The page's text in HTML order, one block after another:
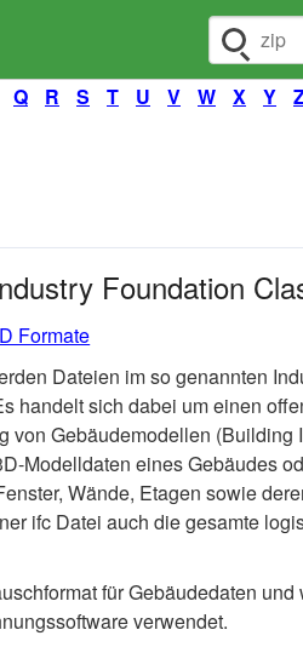
Q R S T U V W X Y
Foundation
Formate
Dateien im so genannten
handelt sich dabei um einen
von Gebäudemodellen (Building
Modelldaten eines Gebäudes
Wände, Etagen sowie
ifc Datei auch die gesamte
für Gebäudedaten
verwendet.